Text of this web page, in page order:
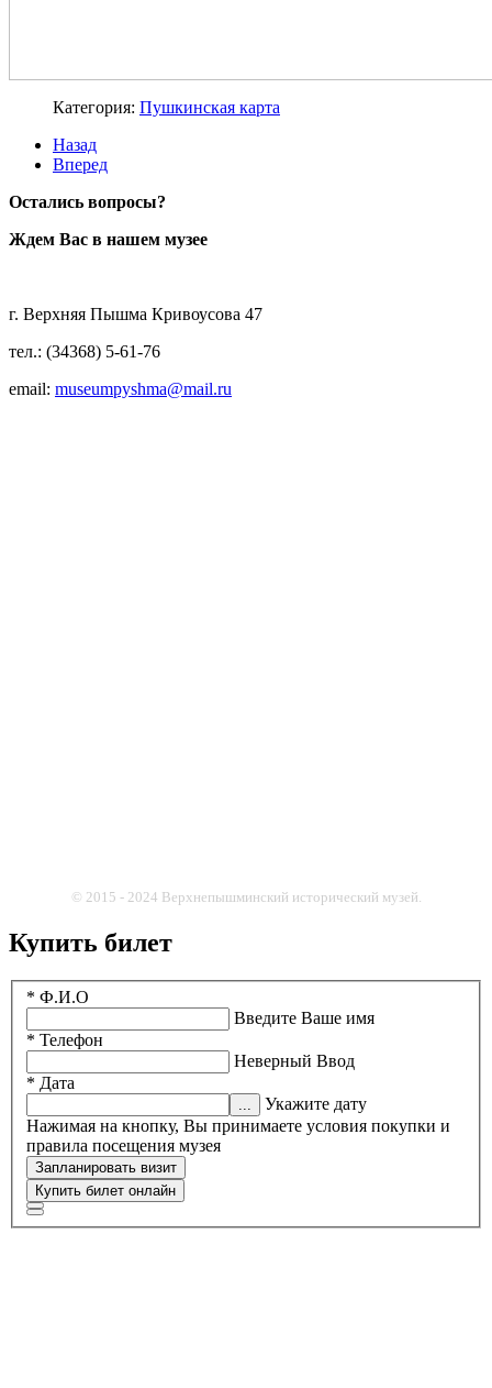
Категория: Пушкинская карта
Назад
Вперед
Остались вопросы?
Ждем Вас в нашем музее
г. Верхняя Пышма Кривоусова 47
тел.: (34368) 5-61-76
email: museumpyshma@mail.ru
© 2015 - 2024 Верхнепышминский исторический музей.
Купить билет
* Ф.И.О
Введите Ваше имя
* Телефон
Неверный Ввод
* Дата
Укажите дату
Нажимая на кнопку, Вы принимаете условия покупки и
правила посещения музея
Запланировать визит
Купить билет онлайн